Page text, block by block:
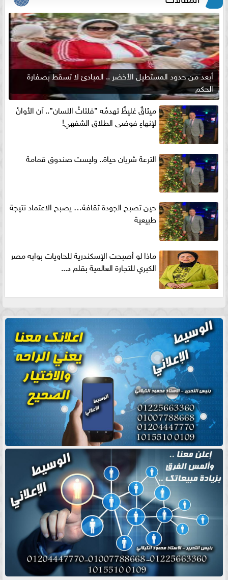
أبعد من حدود المستطيل الأخضر .. المبادئ لا تسقط بصفارة
الحكم
ميثاقٌ غليظٌ تهدمُه ”فلتاتُ اللسان”.. آن الأوانُ
لإنهاءِ فوضى الطلاق الشفهي!
الترعة شريان حياة.. وليست صندوق قمامة
حين تصبح الجودة ثقافة… يصبح الاعتماد نتيجة
طبيعية
ماذا لو أصبحت الإسكندرية للحاويات بوابه مصر
الكبري للتجارة العالمية بقلم د...